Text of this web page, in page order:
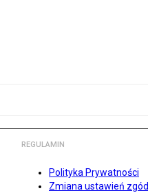
REGULAMIN
Polityka Prywatności
Zmiana ustawień zgód